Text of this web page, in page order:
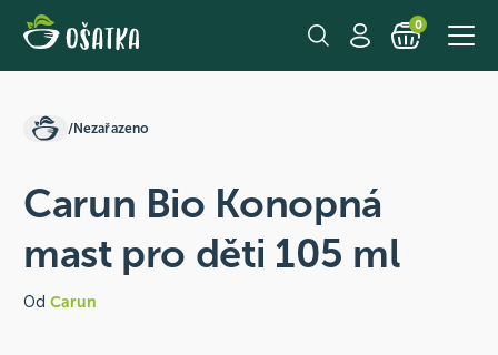
0
/Nezařazeno
Carun Bio Konopná
mast pro děti 105 ml
Od Carun